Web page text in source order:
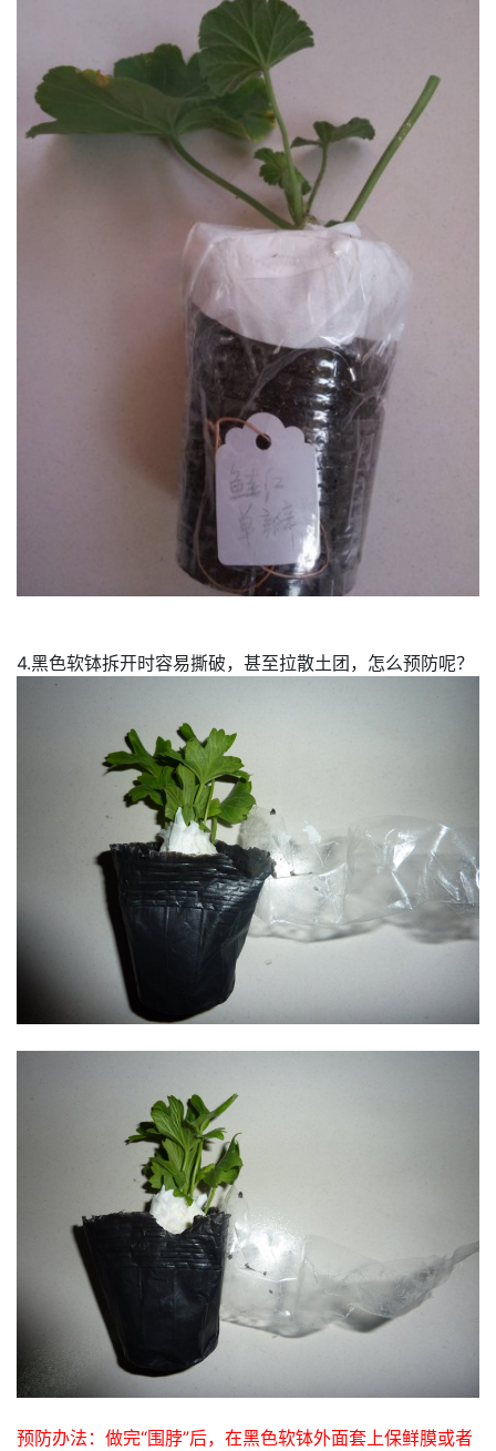
4.黑色软钵拆开时容易撕破，甚至拉散土团，怎么预防呢？
预防办法：做完“围脖”后，在黑色软钵外面套上保鲜膜或者